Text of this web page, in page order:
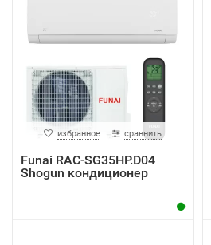
избранное сравнить
Funai RAC-SG35HP.D04
Shogun кондиционер